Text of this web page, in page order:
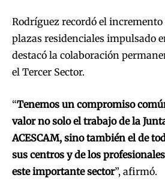
Rodríguez recordó el incremento
plazas residenciales impulsado
destacó la colaboración
el Tercer Sector.
“Tenemos un compromiso
valor no solo el trabajo de la
ACESCAM, sino también el de
sus centros y de los
este importante sector”, afirmó.